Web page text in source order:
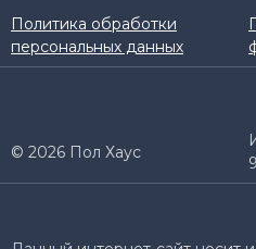
Политика обработки
персональных данных
© 2026 Пол Хаус